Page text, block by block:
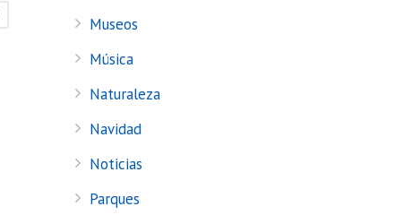
Museos
Música
Naturaleza
Navidad
Noticias
Parques